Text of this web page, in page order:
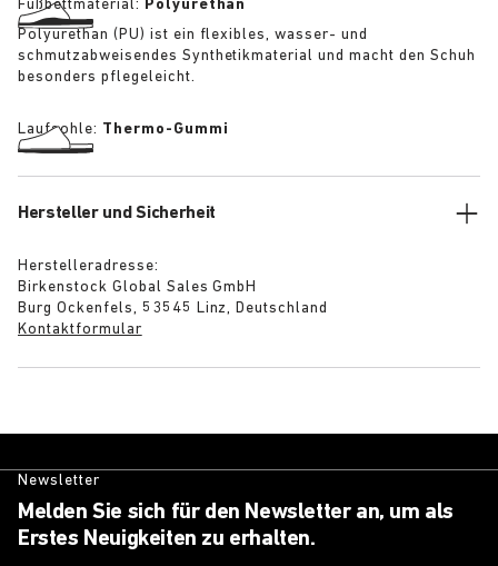
Fußbettmaterial: Polyurethan
Polyurethan (PU) ist ein flexibles, wasser- und
schmutzabweisendes Synthetikmaterial und macht den Schuh
besonders pflegeleicht.
Laufsohle: Thermo-Gummi
Hersteller und Sicherheit
Herstelleradresse:
Birkenstock Global Sales GmbH
Burg Ockenfels, 53545 Linz, Deutschland
Kontaktformular
Newsletter
Melden Sie sich für den Newsletter an, um als
Erstes Neuigkeiten zu erhalten.